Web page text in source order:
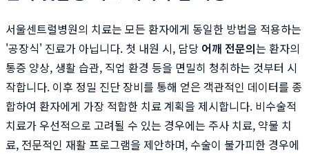
서울센트럴병원의 치료는 모든 환자에게 동일한 방법을 적용하는
'공장식' 진료가 아닙니다. 첫 내원 시, 담당 어깨 전문의는 환자의
통증 양상, 생활 습관, 직업 환경 등을 면밀히 청취하는 것부터 시
작합니다. 이후 정밀 진단 장비를 통해 얻은 객관적인 데이터를 종
합하여 환자에게 가장 적합한 치료 계획을 제시합니다. 비수술적
치료가 우선적으로 고려될 수 있는 경우에는 주사 치료, 약물 치
료, 전문적인 재활 프로그램을 제안하며, 수술이 불가피한 경우에